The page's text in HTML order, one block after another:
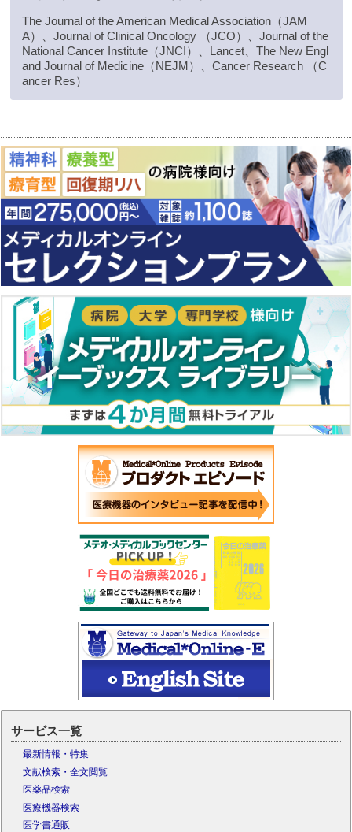
The Journal of the American Medical Association（JAM
A）、Journal of Clinical Oncology （JCO）、Journal of the
National Cancer Institute（JNCI）、Lancet、The New Engl
and Journal of Medicine（NEJM）、Cancer Research （C
ancer Res）
サービス一覧
最新情報・特集
文献検索・全文閲覧
医薬品検索
医療機器検索
医学書通販